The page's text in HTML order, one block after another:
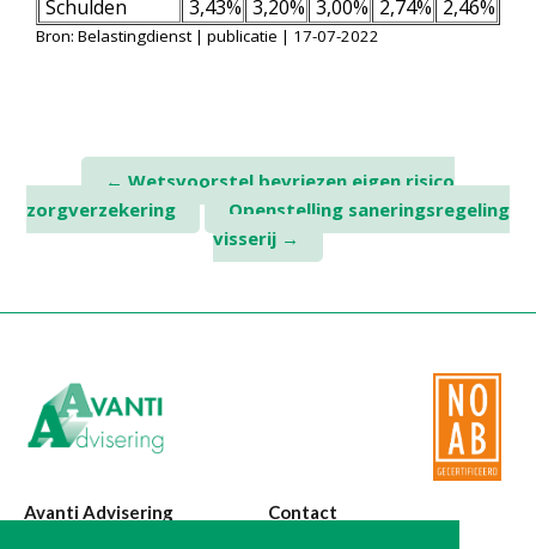
Visionplanner – Rapportage
Klantenportaal – Online dossiers
Schulden
3,43% 3,20% 3,00% 2,74% 2,46%
Bron: Belastingdienst | publicatie | 17-07-2022
Post
navigation
← Wetsvoorstel bevriezen eigen risico
zorgverzekering
Openstelling saneringsregeling
visserij →
Avanti Advisering Contact